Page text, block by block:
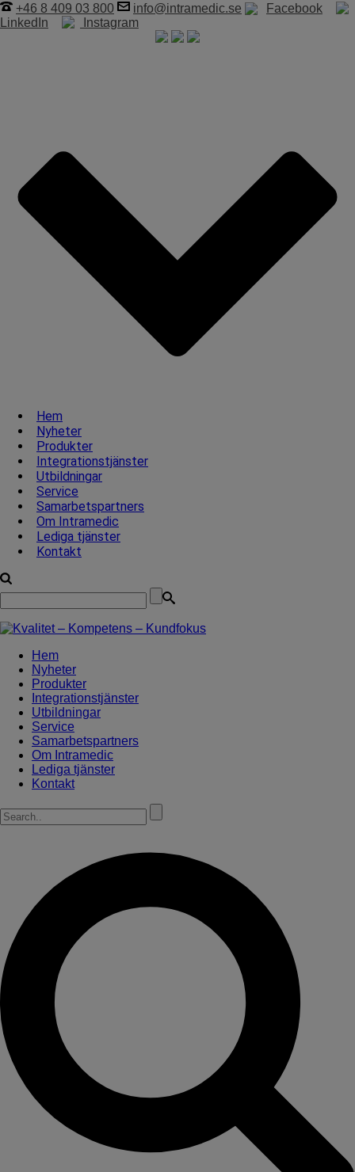
+46 8 409 03 800 info@intramedic.se
Facebook
LinkedIn
Instagram
Hem
Nyheter
Produkter
Integrationstjänster
Utbildningar
Service
Samarbetspartners
Om Intramedic
Lediga tjänster
Kontakt
Hem
Nyheter
Produkter
Integrationstjänster
Utbildningar
Service
Samarbetspartners
Om Intramedic
Lediga tjänster
Kontakt